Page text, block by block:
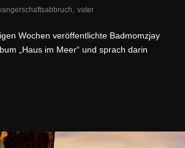
, vater
Wochen veröffentlichte Badmomzjay
„Haus im Meer“ und sprach darin